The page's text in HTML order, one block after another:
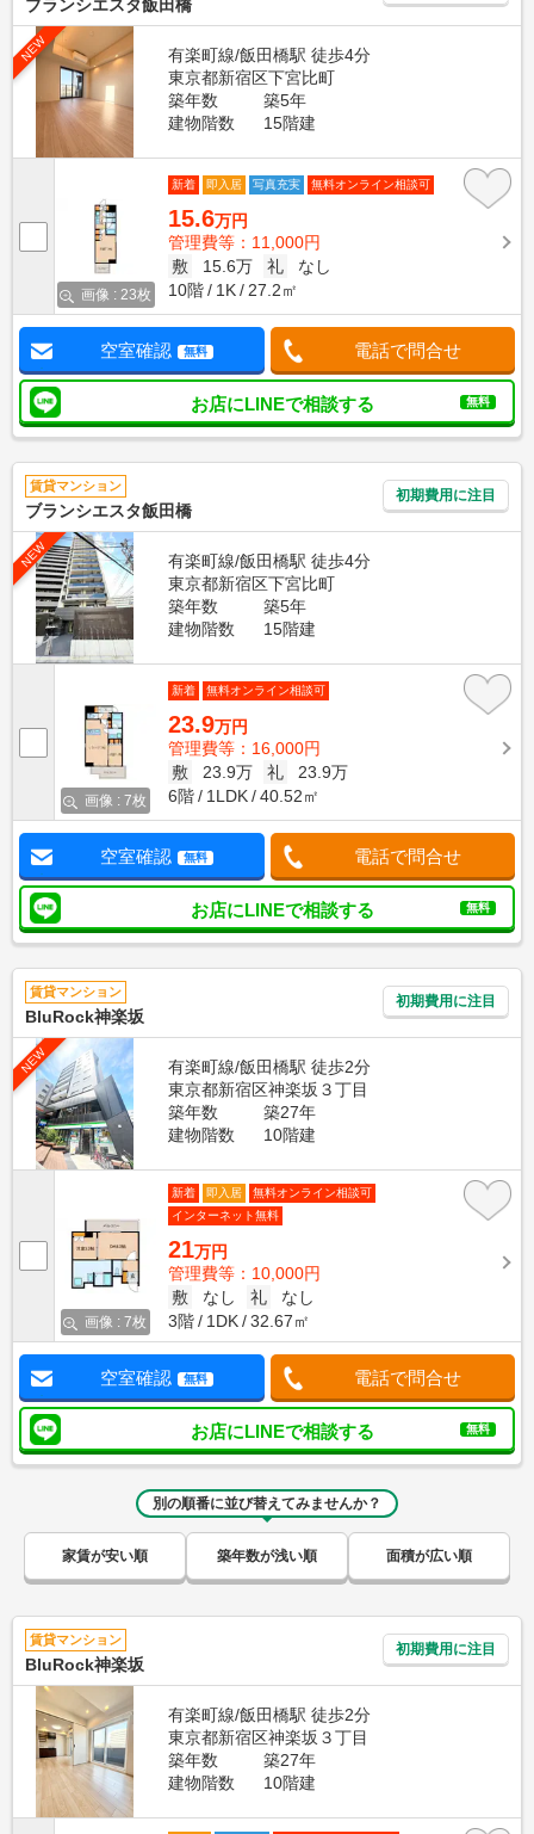
ブランシエスタ飯田橋
NEW
有楽町線/飯田橋駅 徒歩4分
東京都新宿区下宮比町
築年数
築5年
建物階数
15階建
画像 : 23枚
新着 即入居 写真充実 無料オンライン相談可
15.6万円
管理費等：11,000円
敷
15.6万 礼
なし
10階
1K 27.2㎡
空室確認 無料 電話で問合せ
お店にLINEで相談する 無料
賃貸マンション
ブランシエスタ飯田橋
初期費用に注目
NEW
有楽町線/飯田橋駅 徒歩4分
東京都新宿区下宮比町
築年数
築5年
建物階数
15階建
画像 : 7枚
新着 無料オンライン相談可
23.9万円
管理費等：16,000円
敷
23.9万 礼
23.9万
6階
1LDK 40.52㎡
空室確認 無料 電話で問合せ
お店にLINEで相談する 無料
賃貸マンション
BluRock神楽坂
初期費用に注目
NEW
有楽町線/飯田橋駅 徒歩2分
東京都新宿区神楽坂３丁目
築年数
築27年
建物階数
10階建
画像 : 7枚
新着 即入居
無料オンライン相談可
インターネット無料
21万円
管理費等：10,000円
敷
なし 礼
なし
3階
1DK 32.67㎡
空室確認 無料 電話で問合せ
お店にLINEで相談する 無料
別の順番に並び替えてみませんか？
家賃が安い順 築年数が浅い順 面積が広い順
賃貸マンション
BluRock神楽坂
初期費用に注目
有楽町線/飯田橋駅 徒歩2分
東京都新宿区神楽坂３丁目
築年数
築27年
建物階数
10階建